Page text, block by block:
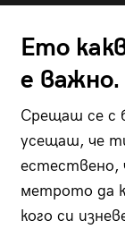
Ето
е важно.
Срещаш се с
усещаш, че
естествено,
метрото да
кого си